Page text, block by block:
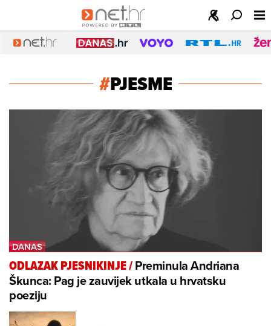
#PJESME
ODLAZAK PJESNIKINJE/Preminula Andriana
Škunca: Pag je zauvijek utkala u hrvatsku
poeziju